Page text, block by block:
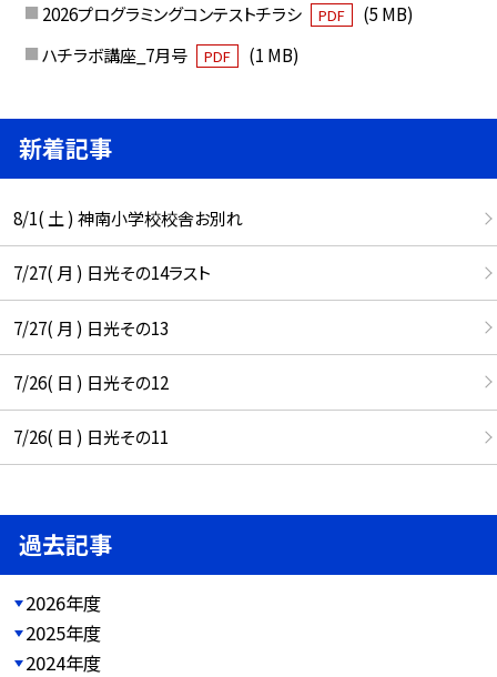
2026プログラミングコンテストチラシ
PDF
(5 MB)
ハチラボ講座_7月号
PDF (1 MB)
新着記事
8/1( 土 ) 神南小学校校舎お別れ
7/27( 月 ) 日光その14ラスト
7/27( 月 ) 日光その13
7/26( 日 ) 日光その12
7/26( 日 ) 日光その11
過去記事
2026年度
2025年度
2024年度